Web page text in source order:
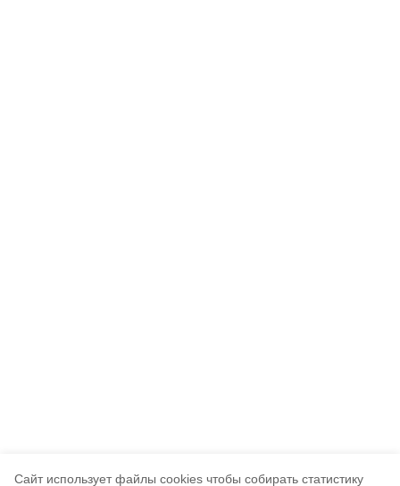
Cайт использует файлы cookies чтобы собирать статистику